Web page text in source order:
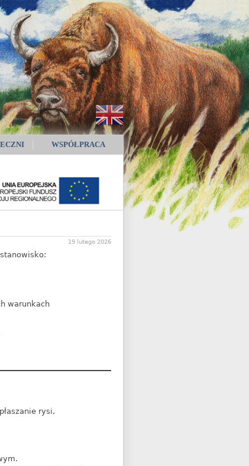
WSPÓŁPRACA
19 lutego 2026
warunkach
rysi,